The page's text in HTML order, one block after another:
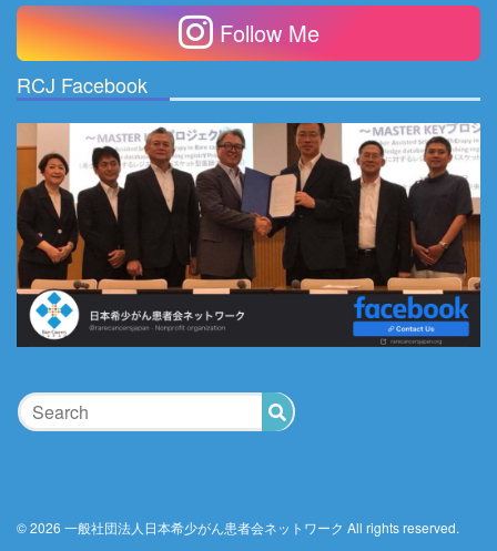
イ
ブ
Follow Me
RCJ Facebook
© 2026 一般社団法人日本希少がん患者会ネットワーク All rights reserved.